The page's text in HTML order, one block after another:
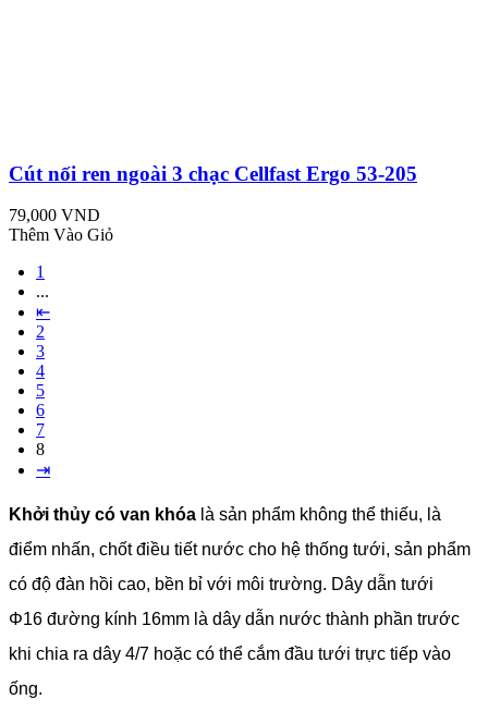
Cút nối ren ngoài 3 chạc Cellfast Ergo 53-205
79,000 VND
Thêm Vào Giỏ
1
...
⇤
2
3
4
5
6
7
8
⇥
Khởi thủy có van khóa là sản phẩm không thể thiếu, là
điểm nhấn, chốt điều tiết nước cho hệ thống tưới, sản phẩm
có độ đàn hồi cao, bền bỉ với môi trường. Dây dẫn tưới
Φ16 đường kính 16mm là dây dẫn nước thành phần trước
khi chia ra dây 4/7 hoặc có thể cắm đầu tưới trực tiếp vào
ống.